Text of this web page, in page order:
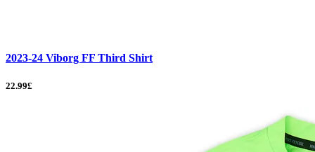
2023-24 Viborg FF Third Shirt
22.99£